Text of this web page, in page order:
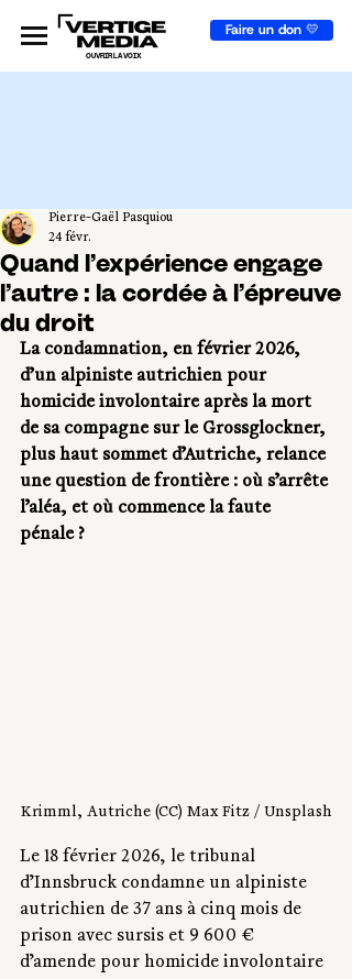
Faire un don 💛
OUVRIR LA VOIX
Quand l’expérience engage
l’autre : la cordée à l’épreuve
du droit
Pierre-Gaël Pasquiou
24 févr.
La condamnation, en février 2026,
d’un alpiniste autrichien pour
homicide involontaire après la mort
de sa compagne sur le Grossglockner,
plus haut sommet d’Autriche, relance
une question de frontière : où s’arrête
l’aléa, et où commence la faute
pénale ?
Krimml, Autriche (CC) Max Fitz / Unsplash
Le 18 février 2026, le tribunal
d’Innsbruck condamne un alpiniste
autrichien de 37 ans à cinq mois de
prison avec sursis et 9 600 €
d’amende pour homicide involontaire